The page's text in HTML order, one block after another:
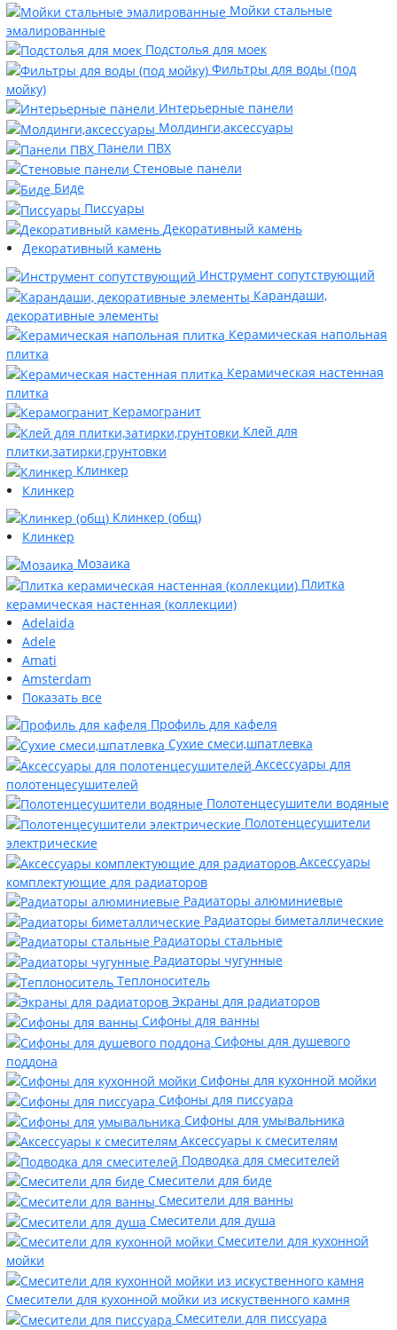
Мойки стальные
эмалированные
Подстолья для моек
Фильтры для воды (под
мойку)
Интерьерные панели
Молдинги,аксессуары
Панели ПВХ
Стеновые панели
Биде
Писсуары
Декоративный камень
Декоративный камень
Инструмент сопутствующий
Карандаши,
декоративные элементы
Керамическая напольная
плитка
Керамическая настенная
плитка
Керамогранит
Клей для
плитки,затирки,грунтовки
Клинкер
Клинкер
Клинкер (общ)
Клинкер
Мозаика
Плитка
керамическая настенная (коллекции)
Adelaida
Adele
Amati
Amsterdam
Показать все
Профиль для кафеля
Сухие смеси,шпатлевка
Аксессуары для
полотенцесушителей
Полотенцесушители водяные
Полотенцесушители
электрические
Аксессуары
комплектующие для радиаторов
Радиаторы алюминиевые
Радиаторы биметаллические
Радиаторы стальные
Радиаторы чугунные
Теплоноситель
Экраны для радиаторов
Сифоны для ванны
Сифоны для душевого
поддона
Сифоны для кухонной мойки
Сифоны для писсуара
Сифоны для умывальника
Аксессуары к смесителям
Подводка для смесителей
Смесители для биде
Смесители для ванны
Смесители для душа
Смесители для кухонной
мойки
Смесители для кухонной мойки из искуственного камня
Смесители для писсуара